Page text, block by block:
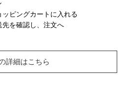
ピングカートに入れる
を確認し、注文へ
詳細はこちら